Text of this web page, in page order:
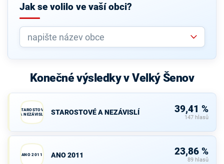
Jak se volilo ve vaší obci?
Konečné výsledky v Velký Šenov
STAROSTOVÉ
A NEZÁVISLÍ
STAROSTOVÉ A NEZÁVISLÍ 39,41 %
147 hlasů
ANO 2011 ANO 2011 23,86 %
89 hlasů